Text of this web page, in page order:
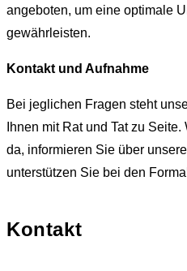
angeboten, um eine optimale
gewährleisten.
Kontakt und Aufnahme
Bei jeglichen Fragen steht
Ihnen mit Rat und Tat zu
da, informieren Sie über
unterstützen Sie bei den
Kontakt